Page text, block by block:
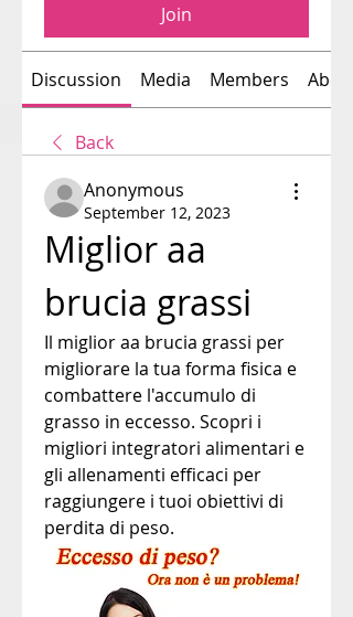
Join
Discussion Media Members About
Back
Anonymous
September 12, 2023
Miglior aa
brucia grassi
Il miglior aa brucia grassi per
migliorare la tua forma fisica e
combattere l'accumulo di
grasso in eccesso. Scopri i
migliori integratori alimentari e
gli allenamenti efficaci per
raggiungere i tuoi obiettivi di
perdita di peso.